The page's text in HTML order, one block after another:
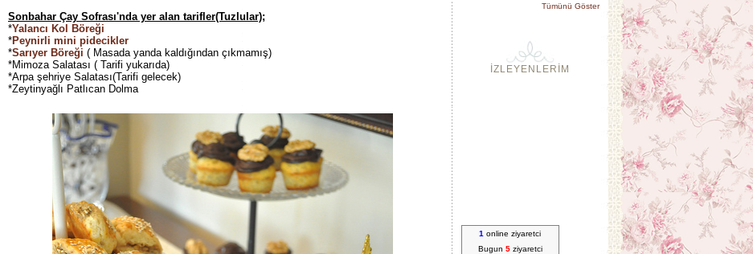
Tümünü Göster
İZLEYENLERİM
1 online ziyaretci
Bugun 5ziyaretci
Sonbahar Çay Sofrası'nda yer alan tarifler(Tuzlular);
*Yalancı Kol Böreği
*Peynirli mini pidecikler
*Sarıyer Böreği ( Masada yanda kaldığından çıkmamış)
*Mimoza Salatası ( Tarifi yukarıda)
*Arpa şehriye Salatası(Tarifi gelecek)
*Zeytinyağlı Patlıcan Dolma